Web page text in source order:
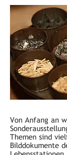
Von Anfang an
Themen sind
Bilddokumente